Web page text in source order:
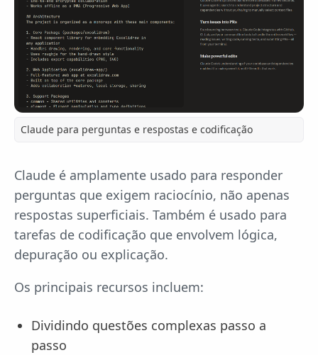
Claude para perguntas e respostas e codificação
Claude é amplamente usado para responder
perguntas que exigem raciocínio, não apenas
respostas superficiais. Também é usado para
tarefas de codificação que envolvem lógica,
depuração ou explicação.
Os principais recursos incluem:
Dividindo questões complexas passo a
passo